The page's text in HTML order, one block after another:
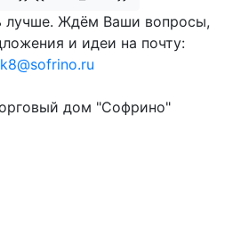
лучше. Ждём Ваши вопросы,
и идеи на почту:
дом "Софрино"